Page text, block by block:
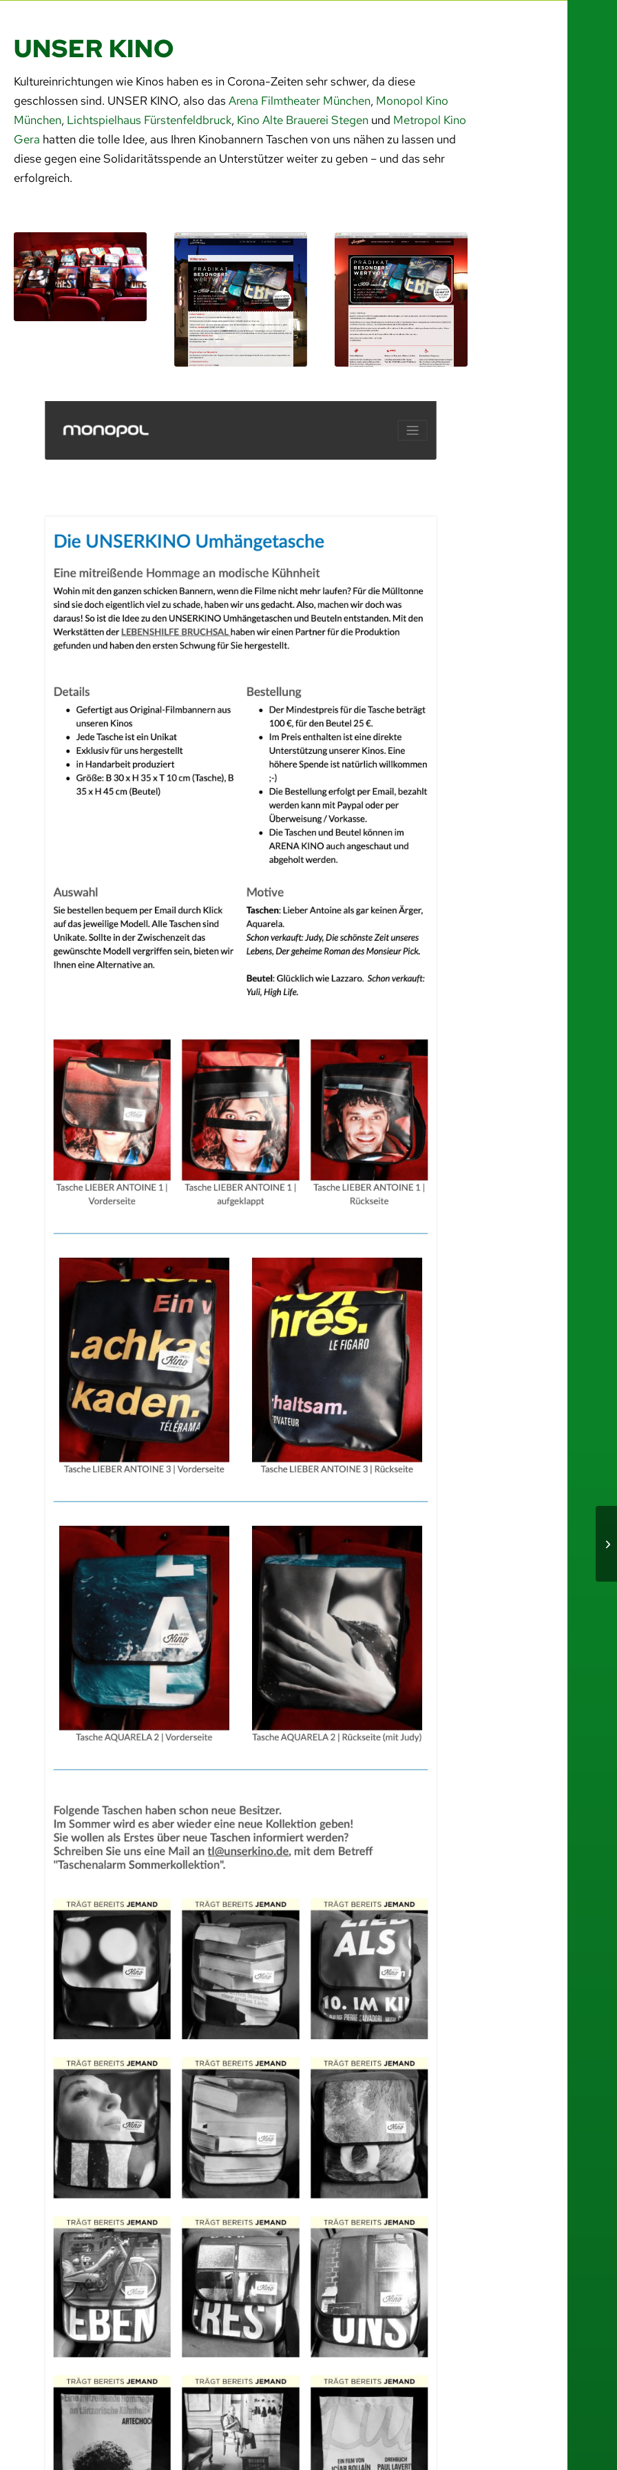
UNSER KINO
Kultureinrichtungen wie Kinos haben es in Corona-Zeiten sehr schwer, da diese
geschlossen sind. UNSER KINO, also das Arena Filmtheater München, Monopol Kino
München, Lichtspielhaus Fürstenfeldbruck, Kino Alte Brauerei Stegenund Metropol Kino
Gera hatten die tolle Idee, aus Ihren Kinobannern Taschen von uns nähen zu lassen und
diese gegen eine Solidaritätsspende an Unterstützer weiter zu geben – und das sehr
erfolgreich.